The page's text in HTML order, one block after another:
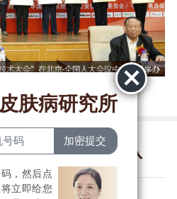
研究所医生团队
肤病研究所
，然后点
立即给您